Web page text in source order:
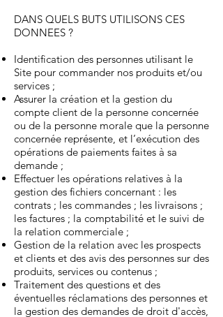
DANS QUELS BUTS UTILISONS CES
DONNEES ?
Identification des personnes utilisant le
Site pour commander nos produits et/ou
services ;
Assurer la création et la gestion du
compte client de la personne concernée
ou de la personne morale que la personne
concernée représente, et l’exécution des
opérations de paiements faites à sa
demande ;
Effectuer les opérations relatives à la
gestion des fichiers concernant : les
contrats ; les commandes ; les livraisons ;
les factures ; la comptabilité et le suivi de
la relation commerciale ;
Gestion de la relation avec les prospects
et clients et des avis des personnes sur des
produits, services ou contenus ;
Traitement des questions et des
éventuelles réclamations des personnes et
la gestion des demandes de droit d'accès,